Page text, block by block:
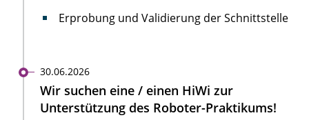
Erprobung und Validierung der Schnittstelle
30.06.2026
Wir suchen eine / einen HiWi zur
Unterstützung des Roboter-Praktikums!